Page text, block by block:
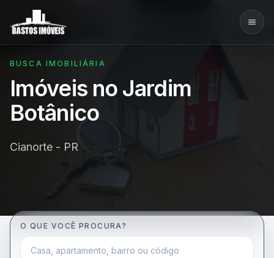
BUSCA IMOBILIÁRIA
Imóveis no Jardim
Botânico
Cianorte - PR
O QUE VOCÊ PROCURA?